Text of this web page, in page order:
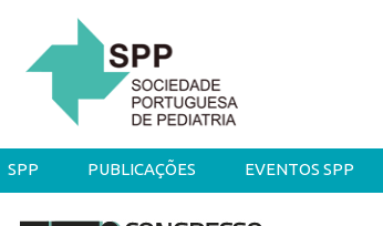
SPP PUBLICAÇÕES EVENTOS SPP